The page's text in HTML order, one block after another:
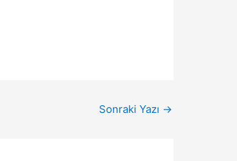
Sonraki Yazı →